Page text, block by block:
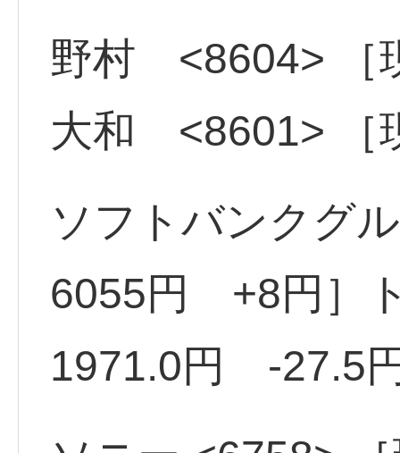
野村 <8604> ［
大和 <8601> ［
ソフトバンクグ
6055円 +8円］
1971.0円 -27.5